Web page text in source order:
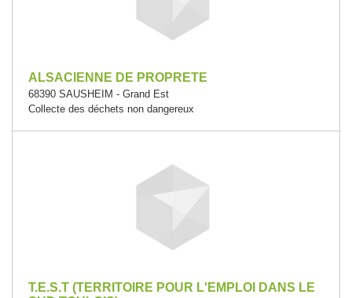
ALSACIENNE DE PROPRETE
68390 SAUSHEIM - Grand Est
Collecte des déchets non dangereux
T.E.S.T (TERRITOIRE POUR L'EMPLOI DANS LE